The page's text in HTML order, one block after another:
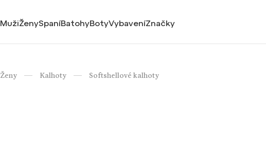
MužiŽenySpaníBatohyBotyVybaveníZnačky
Ženy / Kalhoty / Softshellové kalhoty